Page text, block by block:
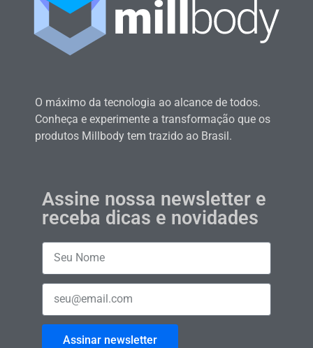
O máximo da tecnologia ao alcance de todos.
Conheça e experimente a transformação que os
produtos Millbody tem trazido ao Brasil.
Assine nossa newsletter e
receba dicas e novidades
Assinar newsletter